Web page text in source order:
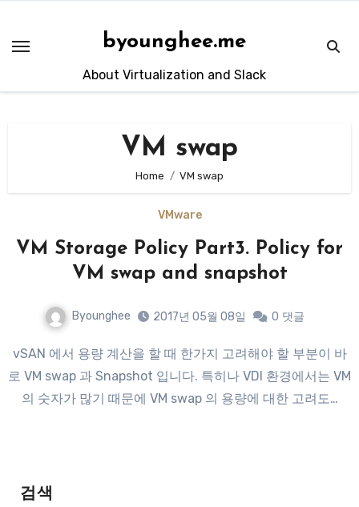
content
byounghee.me
About Virtualization and Slack
VM swap
Home VM swap
VMware
VM Storage Policy Part3. Policy for
VM swap and snapshot
Byounghee 2017년 05월 08일 0 댓글
vSAN 에서 용량 계산을 할 때 한가지 고려해야 할 부분이 바
로 VM swap 과 Snapshot 입니다. 특히나 VDI 환경에서는 VM
의 숫자가 많기 때문에 VM swap 의 용량에 대한 고려도…
검색